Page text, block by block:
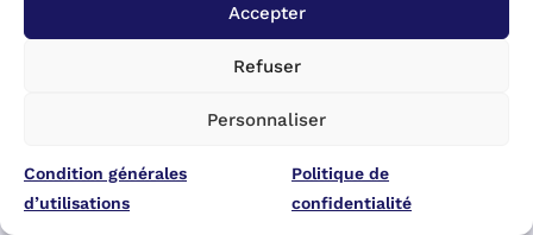
Accepter
Refuser
Personnaliser
Condition générales
d’utilisations
Politique de
confidentialité
Ventes · 3
commerciale
jouent un rôle
efficace
Devis · 1 mars
ce que Factur-X
fonctionne ce
format hybride
tutoriel
Comment créer
un diagramme